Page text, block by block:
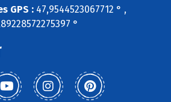
GPS : 47,9544523067712 ° ,
°